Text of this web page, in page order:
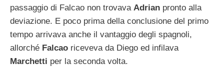
passaggio di Falcao non trovava Adrian pronto alla
deviazione. E poco prima della conclusione del primo
tempo arrivava anche il vantaggio degli spagnoli,
allorché Falcao riceveva da Diego ed infilava
Marchetti per la seconda volta.